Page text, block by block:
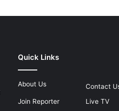
Quick Links
About Us
Contact
Join Reporter
Live TV